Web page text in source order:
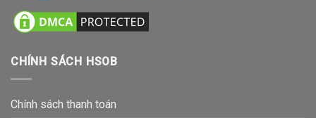
CHÍNH SÁCH HSOB
Chính sách thanh toán